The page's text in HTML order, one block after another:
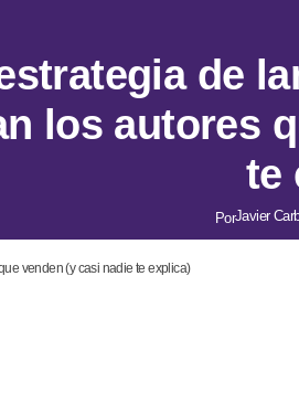
de
los autores
te
PorJavier
venden (y casi nadie te explica)